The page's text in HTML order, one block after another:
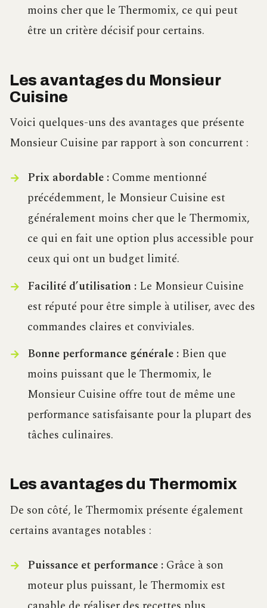
moins cher que le Thermomix, ce qui peut
être un critère décisif pour certains.
Les avantages du Monsieur
Cuisine
Voici quelques-uns des avantages que présente
Monsieur Cuisine par rapport à son concurrent :
Prix abordable :Comme mentionné
précédemment, le Monsieur Cuisine est
généralement moins cher que le Thermomix,
ce qui en fait une option plus accessible pour
ceux qui ont un budget limité.
Facilité d’utilisation :Le Monsieur Cuisine
est réputé pour être simple à utiliser, avec des
commandes claires et conviviales.
Bonne performance générale :Bien que
moins puissant que le Thermomix, le
Monsieur Cuisine offre tout de même une
performance satisfaisante pour la plupart des
tâches culinaires.
Les avantages du Thermomix
De son côté, le Thermomix présente également
certains avantages notables :
Puissance et performance :Grâce à son
moteur plus puissant, le Thermomix est